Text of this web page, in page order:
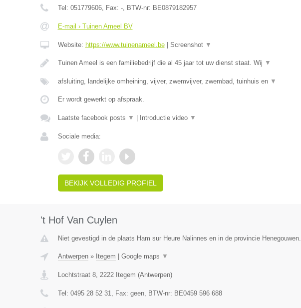
Tel: 051779606, Fax: -, BTW-nr: BE0879182957
E-mail › Tuinen Ameel BV
Website: https://www.tuinenameel.be| Screenshot ▼
Tuinen Ameel is een familiebedrijf die al 45 jaar tot uw dienst staat. Wij ▼
afsluiting, landelijke omheining, vijver, zwemvijver, zwembad, tuinhuis en ▼
Er wordt gewerkt op afspraak.
Laatste facebook posts ▼ Introductie video ▼
Sociale media:
BEKIJK VOLLEDIG PROFIEL
't Hof Van Cuylen
Niet gevestigd in de plaats Ham sur Heure Nalinnes en in de provincie Henegouwen.
Antwerpen» Itegem Google maps ▼
Lochtstraat 8, 2222 Itegem (Antwerpen)
Tel: 0495 28 52 31, Fax: geen, BTW-nr: BE0459 596 688